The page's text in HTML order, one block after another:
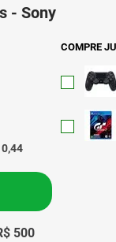
- Sony
,44
COMPRE
500